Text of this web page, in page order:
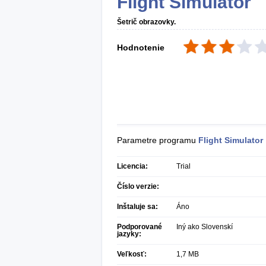
Šetrič obrazovky.
Hodnotenie
Parametre programu Flight Simulator
Licencia: Trial
Číslo verzie:
Inštaluje sa: Áno
Podporované
jazyky:
Iný ako Slovenskí
Veľkosť: 1,7 MB